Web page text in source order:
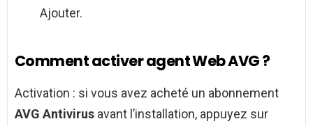
Ajouter.
Comment activer agent Web AVG ?
Activation : si vous avez acheté un abonnement
AVG Antivirus avant l’installation, appuyez sur